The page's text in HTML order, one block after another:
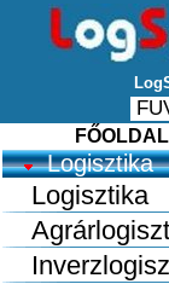
FŐOLDAL
Logisztika
Logisztika